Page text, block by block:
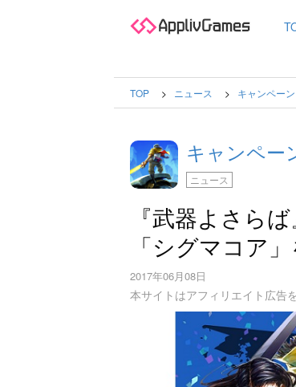
TOP ニュース キャンペーン
キャンペー
ニュース
『武器よさら
「シグマコア
2017年06月08日
本サイトはアフィリエイト広告